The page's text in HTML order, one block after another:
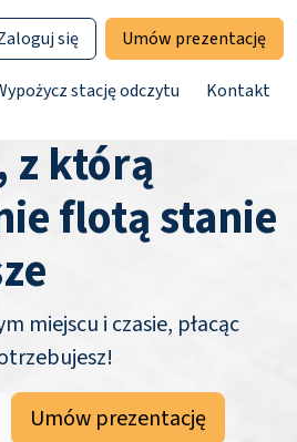
stację odczytu Kontakt
się Umów prezentację
z którą
flotą stanie
miejscu i czasie, płacąc
Umów prezentację